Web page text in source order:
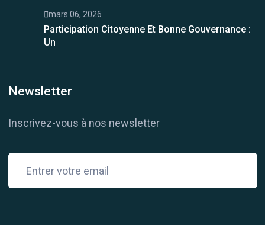
mars 06, 2026
Participation Citoyenne Et Bonne Gouvernance :
Un
Newsletter
Inscrivez-vous à nos newsletter